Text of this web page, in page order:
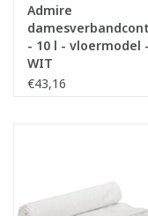
Admire
- 10 l - vloermodel -
WIT
€43,16